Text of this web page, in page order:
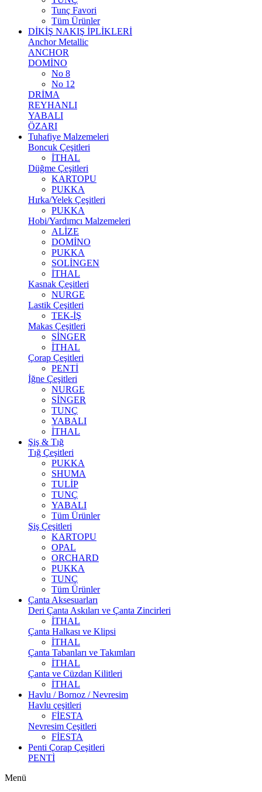
Tunç Favori
Tüm Ürünler
DİKİŞ NAKIŞ İPLİKLERİ
Anchor Metallic
ANCHOR
DOMİNO
No 8
No 12
DRİMA
REYHANLI
YABALI
ÖZARI
Tuhafiye Malzemeleri
Boncuk Çeşitleri
İTHAL
Düğme Çeşitleri
KARTOPU
PUKKA
Hırka/Yelek Çeşitleri
PUKKA
Hobi/Yardımcı Malzemeleri
ALİZE
DOMİNO
PUKKA
SOLİNGEN
İTHAL
Kasnak Çeşitleri
NURGE
Lastik Çeşitleri
TEK-İŞ
Makas Çeşitleri
SİNGER
İTHAL
Çorap Çeşitleri
PENTİ
İğne Çeşitleri
NURGE
SİNGER
TUNÇ
YABALI
İTHAL
Şiş & Tığ
Tığ Çeşitleri
PUKKA
SHUMA
TULİP
TUNÇ
YABALI
Tüm Ürünler
Şiş Çeşitleri
KARTOPU
OPAL
ORCHARD
PUKKA
TUNÇ
Tüm Ürünler
Çanta Aksesuarları
Deri Çanta Askıları ve Çanta Zincirleri
İTHAL
Çanta Halkası ve Klipsi
İTHAL
Çanta Tabanları ve Takımları
İTHAL
Çanta ve Cüzdan Kilitleri
İTHAL
Havlu / Bornoz / Nevresim
Havlu çeşitleri
FİESTA
Nevresim Çeşitleri
FİESTA
Penti Çorap Çeşitleri
PENTİ
Menü